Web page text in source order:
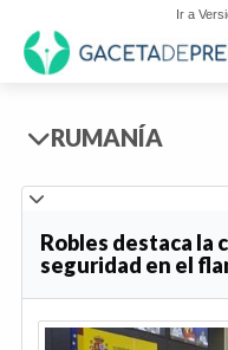
Ir a
RUMANÍA
Robles destaca la
seguridad en el